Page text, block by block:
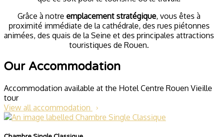
Grâce à notre emplacement stratégique, vous êtes à
proximité immédiate de la cathédrale, des rues piétonnes
animées, des quais de la Seine et des principales attractions
touristiques de Rouen.
Our Accommodation
Accommodation available at the Hotel Centre Rouen Vieille
tour
View all accommodation